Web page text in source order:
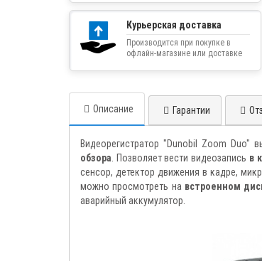
Курьерская доставка
Производится при покупке в
офлайн-магазине или доставке
Описание Гарантии
Видеорегистратор "Dunobil Zoom Duo"
обзора . Позволяет вести видеозапись в
сенсор, детектор движения в кадре,
можно просмотреть на встроенном
аварийный аккумулятор.